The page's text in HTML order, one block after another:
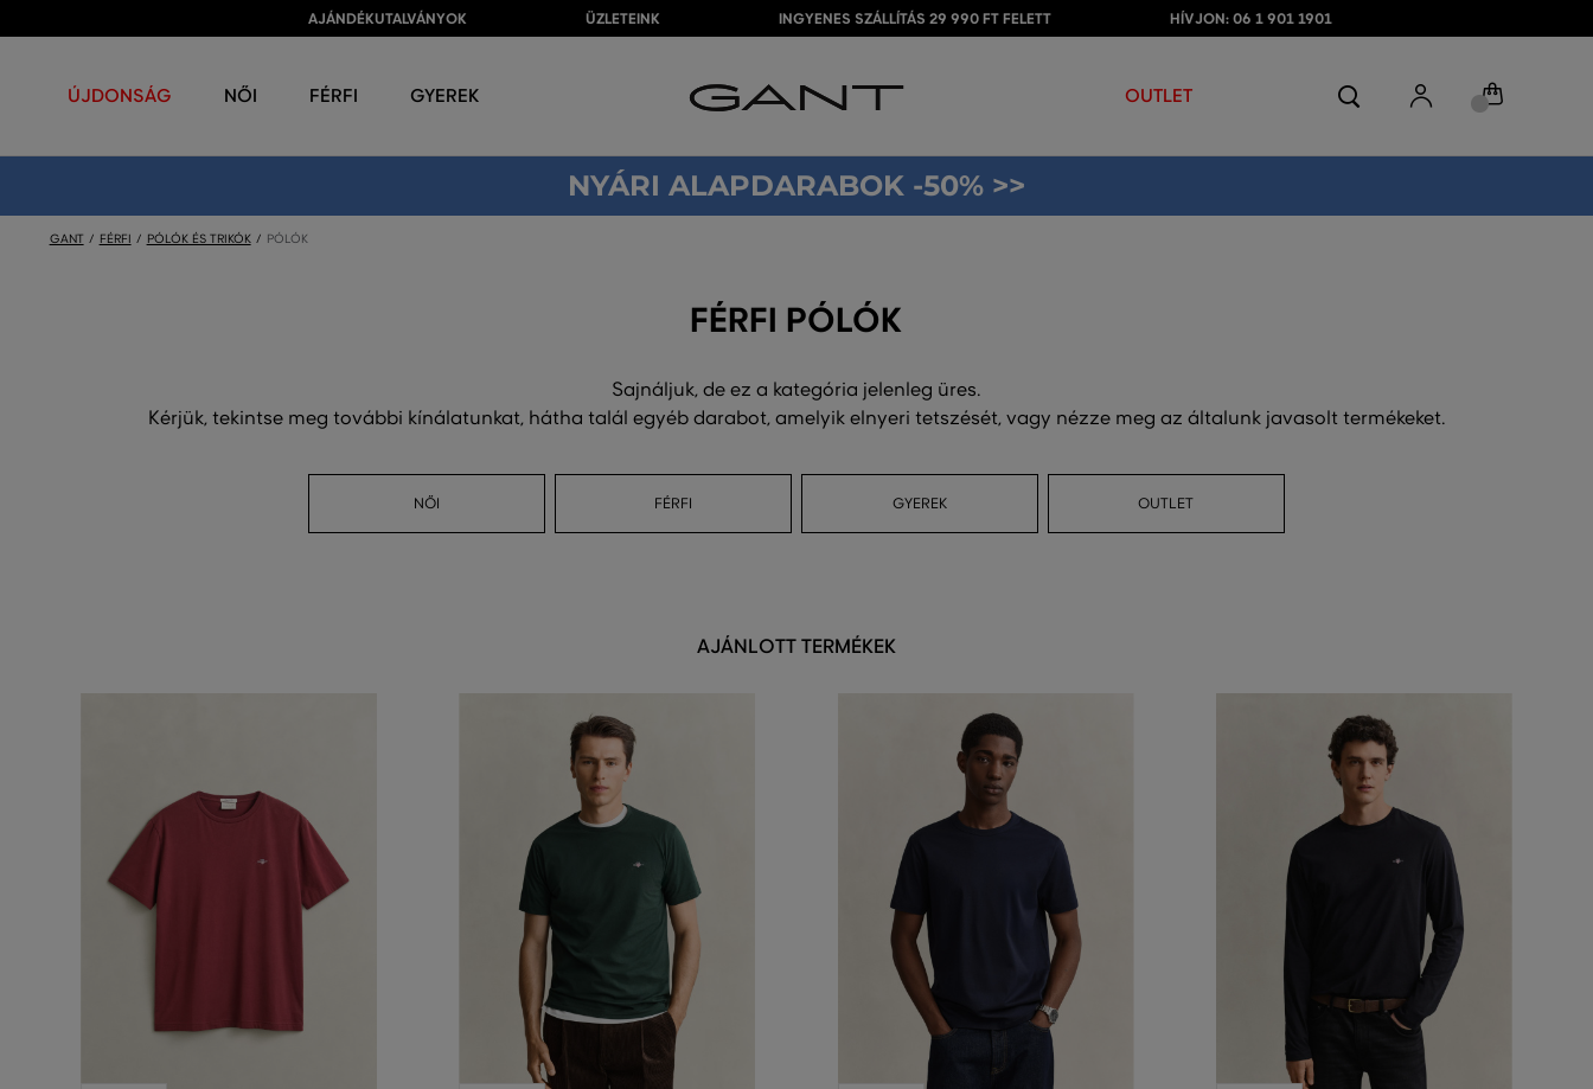
AJÁNDÉKUTALVÁNYOK ÜZLETEINK INGYENES SZÁLLÍTÁS 29 990 FT FELETT HÍVJON: 06 1 901 1901
ÚJDONSÁG NŐI FÉRFI GYEREK OUTLET
NYÁRI ALAPDARABOK -50% >>
GANT FÉRFI PÓLÓK ÉS TRIKÓK PÓLÓK
FÉRFI PÓLÓK
Sajnáljuk, de ez a kategória jelenleg üres.
Kérjük, tekintse meg további kínálatunkat, hátha talál egyéb darabot, amelyik elnyeri tetszését, vagy nézze meg az általunk javasolt termékeket.
NŐI FÉRFI GYEREK OUTLET
AJÁNLOTT TERMÉKEK